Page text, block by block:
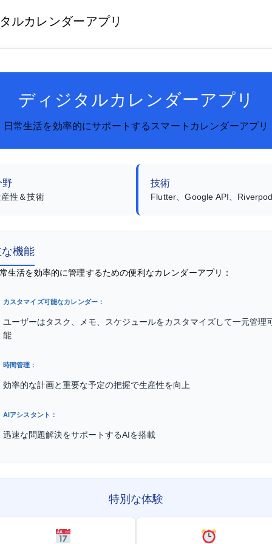
ルカレンダーアプリ
ディジタルカレンダーアプリ
日常生活を効率的にサポートするスマートカレンダーアプリ
野
性＆技術
技術
Flutter、Google API、
機能
生活を効率的に管理するための便利なカレンダーアプリ：
カスタマイズ可能なカレンダー：
ユーザーはタスク、メモ、スケジュールをカスタマイズして一元管理
能
時間管理：
効率的な計画と重要な予定の把握で生産性を向上
AIアシスタント：
迅速な問題解決をサポートするAIを搭載
特別な体験